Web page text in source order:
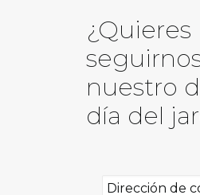
¿Quieres
nuestro
día del